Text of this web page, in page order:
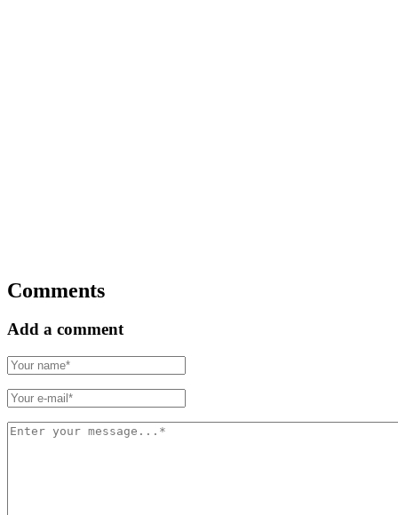
Comments
Add a comment